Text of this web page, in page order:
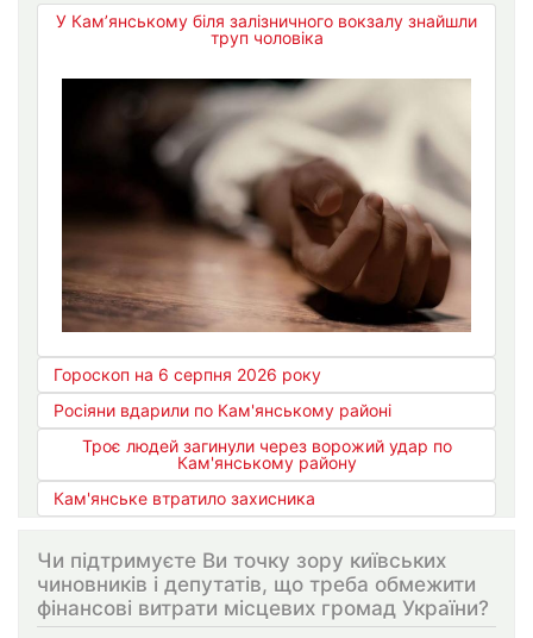
У Кам’янському біля залізничного вокзалу знайшли
труп чоловіка
Гороскоп на 6 серпня 2026 року
Росіяни вдарили по Кам'янському районі
Троє людей загинули через ворожий удар по
Кам'янському району
Кам'янське втратило захисника
Чи підтримуєте Ви точку зору київських
чиновників і депутатів, що треба обмежити
фінансові витрати місцевих громад України?